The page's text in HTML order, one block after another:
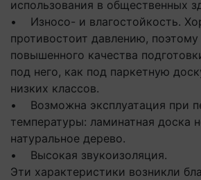
использования в общественных
• Износо- и влагостойкость.
противостоит давлению, поэтому
повышенного качества
под него, как под паркетную
низких классов.
• Возможна эксплуатация при
температуры: ламинатная доска
натуральное дерево.
• Высокая звукоизоляция.
Эти характеристики возникли